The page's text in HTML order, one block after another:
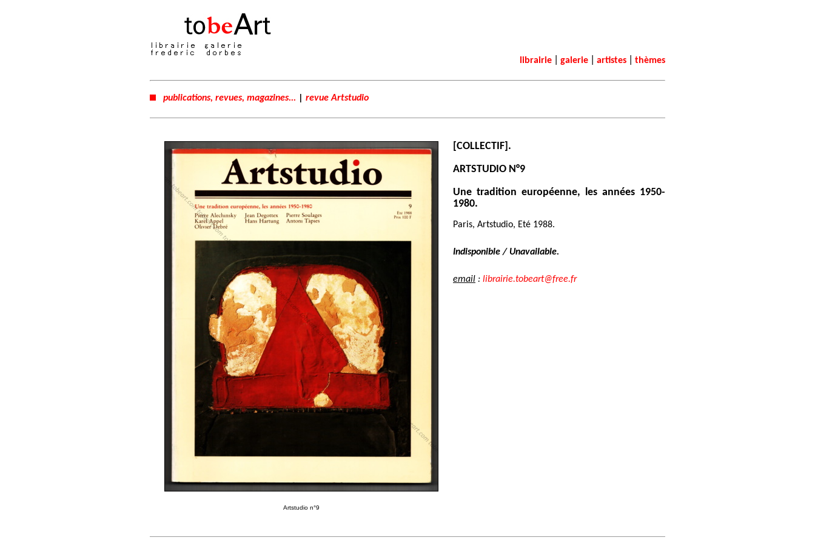
librairie galerie artistes thèmes
publications, revues, magazines... revue Artstudio
Artstudio n°9
[COLLECTIF].
ARTSTUDIO N°9
Une tradition européenne, les années 1950-
1980.
Paris, Artstudio, Eté 1988.
Indisponible / Unavailable.
email : librairie.tobeart@free.fr